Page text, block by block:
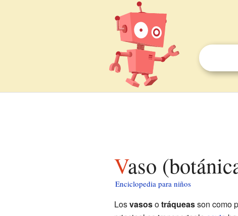
Vaso
Enciclopedia para niños
Losvasosotráqueasson como